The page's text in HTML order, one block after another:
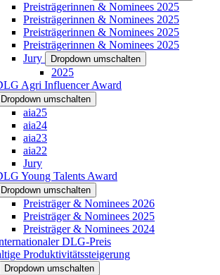
Preisträgerinnen & Nominees 2025
Preisträgerinnen & Nominees 2025
Preisträgerinnen & Nominees 2025
Preisträgerinnen & Nominees 2025
Jury
Dropdown umschalten
2025
Agri Influencer Award
Dropdown umschalten
aia25
aia24
aia23
aia22
Jury
Young Talents Award
Dropdown umschalten
Preisträger & Nominees 2026
Preisträger & Nominees 2025
Preisträger & Nominees 2024
DLG-Preis
Produktivitätssteigerung
Dropdown umschalten